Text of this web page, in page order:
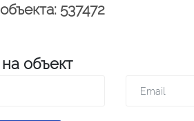
537472
объект